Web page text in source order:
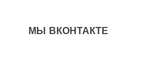
МЫ ВКОНТАКТЕ